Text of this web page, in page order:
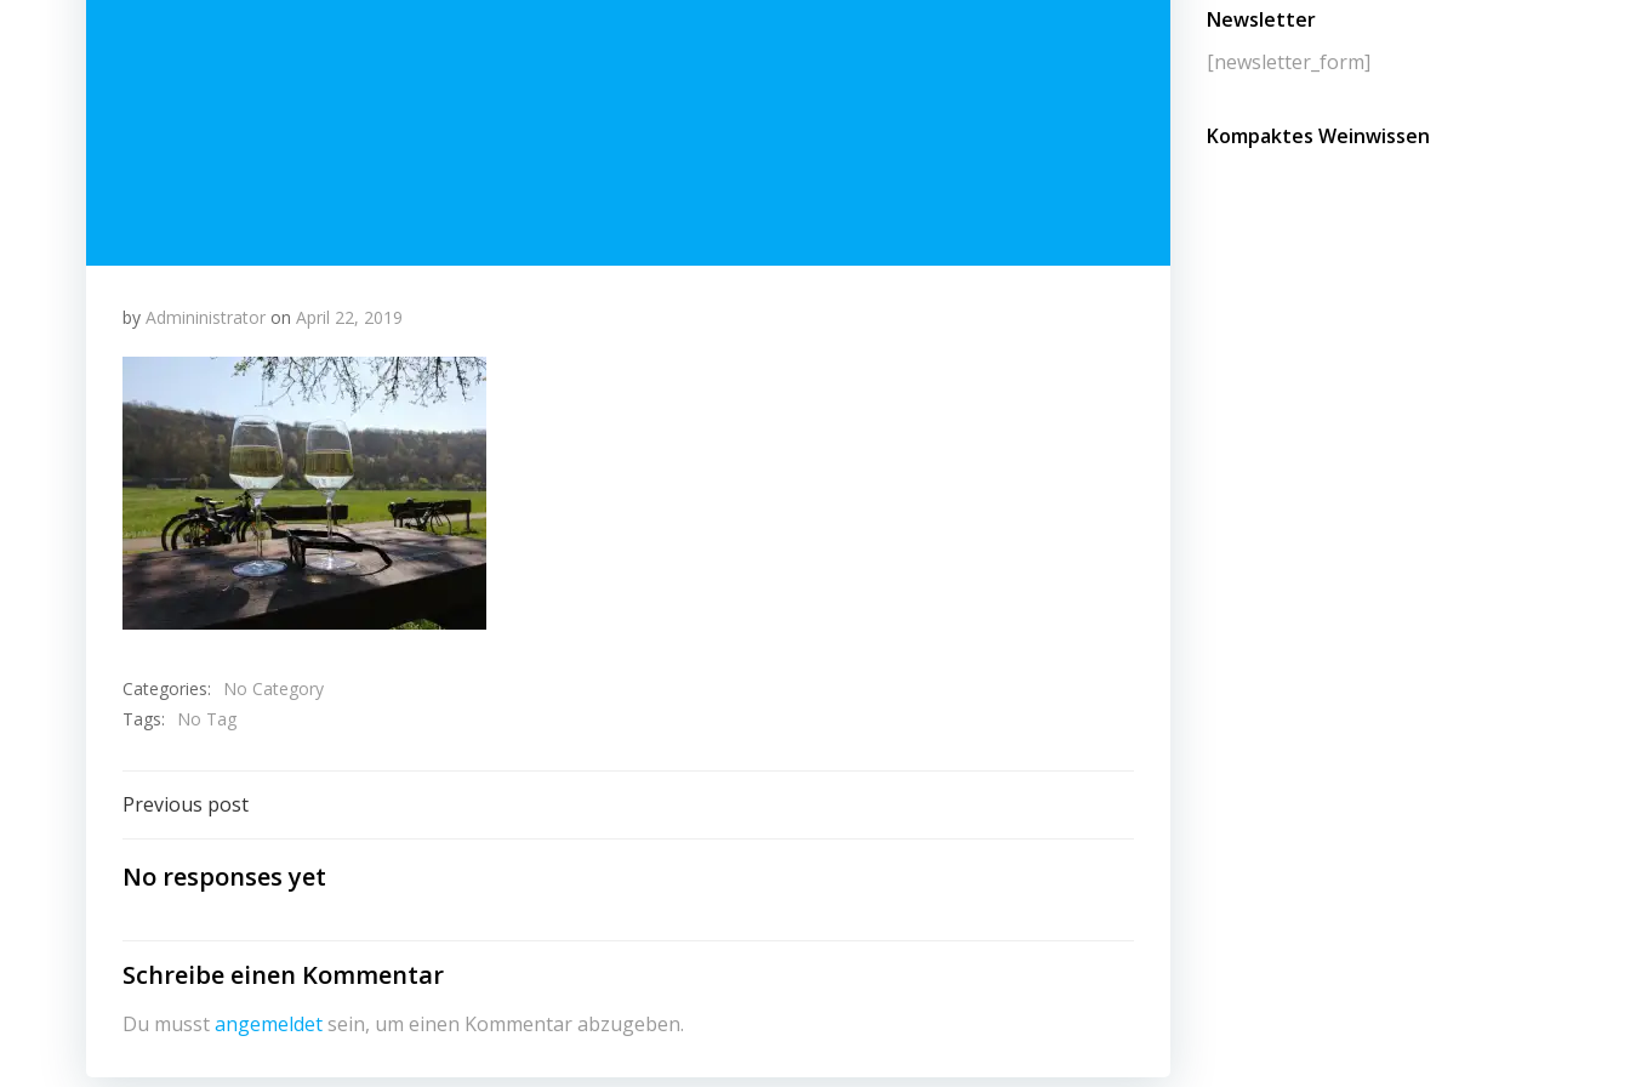
by Admininistrator on April 22, 2019
Categories:
No Category
Tags:
No Tag
Beitragsnavigation
Previous post
No responses yet
Schreibe einen Kommentar
Du musstangemeldet sein, um einen Kommentar abzugeben.
Newsletter
[newsletter_form]
Kompaktes Weinwissen